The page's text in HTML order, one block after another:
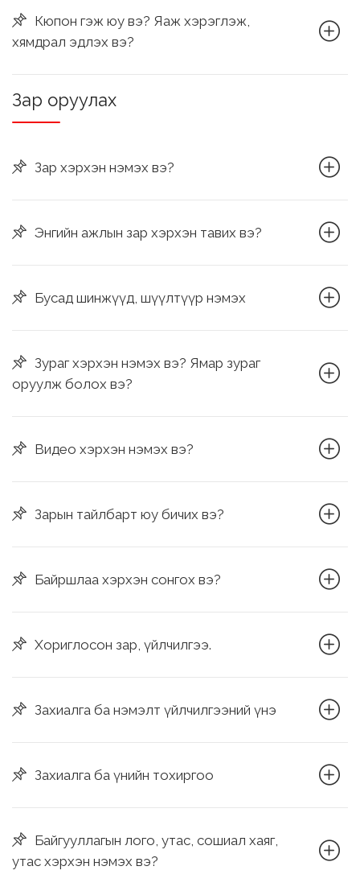
Кюпон гэж юу вэ? Яаж хэрэглэж,
хямдрал эдлэх вэ?
Зар оруулах
Зар хэрхэн нэмэх вэ?
Энгийн ажлын зар хэрхэн тавих вэ?
Бусад шинжүүд, шүүлтүүр нэмэх
Зураг хэрхэн нэмэх вэ? Ямар зураг
оруулж болох вэ?
Видео хэрхэн нэмэх вэ?
Зарын тайлбарт юу бичих вэ?
Байршлаа хэрхэн сонгох вэ?
Хориглосон зар, үйлчилгээ.
Захиалга ба нэмэлт үйлчилгээний үнэ
Захиалга ба үнийн тохиргоо
Байгууллагын лого, утас, сошиал хаяг,
утас хэрхэн нэмэх вэ?